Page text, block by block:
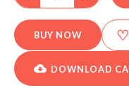
BUY NOW ♡
DOWNLOAD